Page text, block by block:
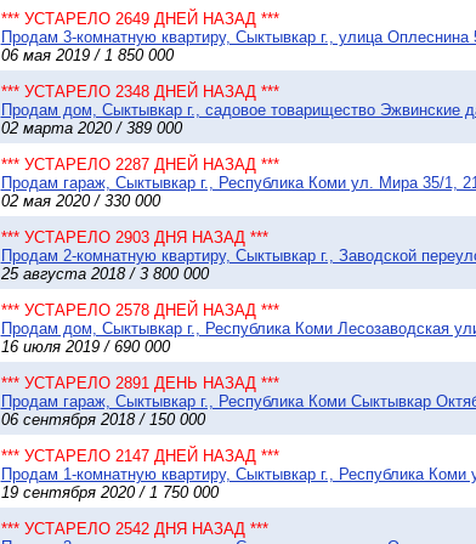
*** УСТАРЕЛО 2649 ДНЕЙ НАЗАД ***
Продам 3-комнатную квартиру, Сыктывкар г., улица Оплеснина
06 мая 2019 / 1 850 000
*** УСТАРЕЛО 2348 ДНЕЙ НАЗАД ***
Продам дом, Сыктывкар г., садовое товарищество Эжвинские
02 марта 2020 / 389 000
*** УСТАРЕЛО 2287 ДНЕЙ НАЗАД ***
Продам гараж, Сыктывкар г., Республика Коми ул. Мира 35/1,
02 мая 2020 / 330 000
*** УСТАРЕЛО 2903 ДНЯ НАЗАД ***
Продам 2-комнатную квартиру, Сыктывкар г., Заводской
25 августа 2018 / 3 800 000
*** УСТАРЕЛО 2578 ДНЕЙ НАЗАД ***
Продам дом, Сыктывкар г., Республика Коми Лесозаводская
16 июля 2019 / 690 000
*** УСТАРЕЛО 2891 ДЕНЬ НАЗАД ***
Продам гараж, Сыктывкар г., Республика Коми Сыктывкар
06 сентября 2018 / 150 000
*** УСТАРЕЛО 2147 ДНЕЙ НАЗАД ***
Продам 1-комнатную квартиру, Сыктывкар г., Республика Коми
19 сентября 2020 / 1 750 000
*** УСТАРЕЛО 2542 ДНЯ НАЗАД ***